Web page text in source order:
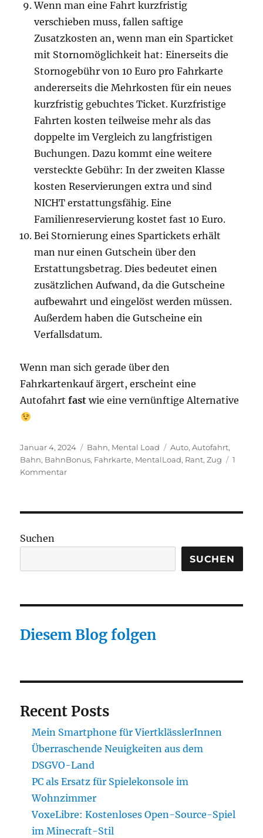
Wenn man eine Fahrt kurzfristig
verschieben muss, fallen saftige
Zusatzkosten an, wenn man ein Sparticket
mit Stornomöglichkeit hat: Einerseits die
Stornogebühr von 10 Euro pro Fahrkarte
andererseits die Mehrkosten für ein neues
kurzfristig gebuchtes Ticket. Kurzfristige
Fahrten kosten teilweise mehr als das
doppelte im Vergleich zu langfristigen
Buchungen. Dazu kommt eine weitere
versteckte Gebühr: In der zweiten Klasse
kosten Reservierungen extra und sind
NICHT erstattungsfähig. Eine
Familienreservierung kostet fast 10 Euro.
Bei Stornierung eines Spartickets erhält
man nur einen Gutschein über den
Erstattungsbetrag. Dies bedeutet einen
zusätzlichen Aufwand, da die Gutscheine
aufbewahrt und eingelöst werden müssen.
Außerdem haben die Gutscheine ein
Verfallsdatum.
Wenn man sich gerade über den
Fahrkartenkauf ärgert, erscheint eine
Autofahrtfast wie eine vernünftige Alternative
Veröffentlicht
am
Januar 4, 2024 Kategorien
Bahn, Mental Load Schlagwörter
Auto,Autofahrt,
Bahn, BahnBonus, Fahrkarte, MentalLoad, Rant,Zug
1
Kommentarzu
–
Rant
Suchen
SUCHEN
Diesem Blog folgen
Recent Posts
Mein Smartphone für ViertklässlerInnen
Überraschende Neuigkeiten aus dem
DSGVO-Land
PC als Ersatz für Spielekonsole im
Wohnzimmer
VoxeLibre: Kostenloses Open-Source-Spiel
im Minecraft-Stil